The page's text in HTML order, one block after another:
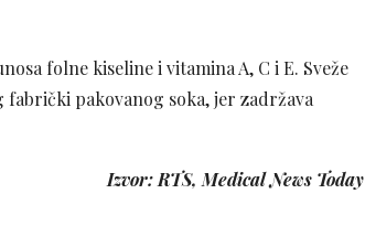
folne kiseline i vitamina A, C i E. Sveže
pakovanog soka, jer zadržava
Izvor: RTS, Medical News Today